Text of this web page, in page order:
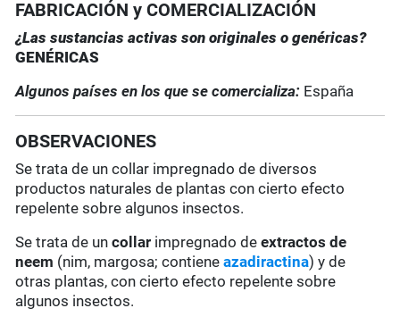
FABRICACIÓN y COMERCIALIZACIÓN
¿Las sustancias activas son originales o genéricas?
GENÉRICAS
Algunos países en los que se comercializa: España
OBSERVACIONES
Se trata de un collar impregnado de diversos
productos naturales de plantas con cierto efecto
repelente sobre algunos insectos.
Se trata de uncollar impregnado deextractos de
neem (nim, margosa; contieneazadiractina) y de
otras plantas, con cierto efecto repelente sobre
algunos insectos.